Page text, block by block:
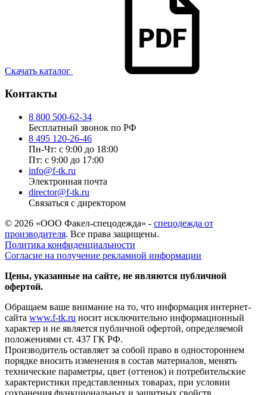
Скачать каталог
Контакты
8 800 500-62-34
Бесплатный звонок по РФ
8 495 120-26-46
Пн-Чт: с 9:00 до 18:00
Пт: с 9:00 до 17:00
info@f-tk.ru
Электронная почта
director@f-tk.ru
Связаться с директором
© 2026 «ООО Факел-спецодежда» - спецодежда от
производителя. Все права защищены.
Политика конфиденциальности
Согласие на получение рекламной информации
Цены, указанные на сайте, не являются публичной
офертой.
Обращаем ваше внимание на то, что информация интернет-
сайта www.f-tk.ru носит исключительно информационный
характер и не является публичной офертой, определяемой
положениями ст. 437 ГК РФ.
Производитель оставляет за собой право в одностороннем
порядке вносить изменения в состав материалов, менять
технические параметры, цвет (оттенок) и потребительские
характеристики представленных товарах, при условии
сохранения функциональных и защитных свойств.